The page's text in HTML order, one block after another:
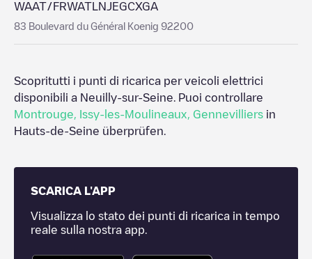
WAAT/FRWATLNJEGCXGA
83 Boulevard du Général Koenig 92200
Scopritutti i punti di ricarica per veicoli elettrici
disponibili a Neuilly-sur-Seine . Puoi controllare
Montrouge
Issy-les-Moulineaux Gennevilliers in
Hauts-de-Seine überprüfen.
SCARICA L'APP
Visualizza lo stato dei punti di ricarica in tempo
reale sulla nostra app.